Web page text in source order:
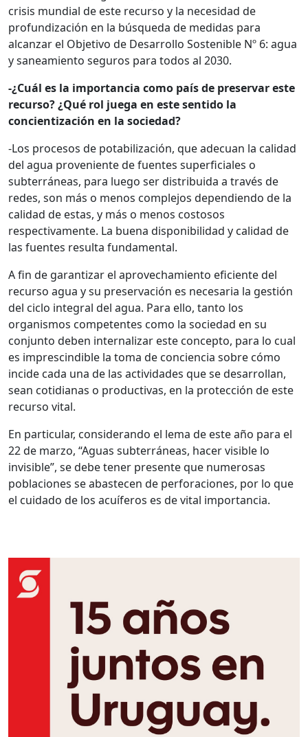
crisis mundial de este recurso y la necesidad de
profundización en la búsqueda de medidas para
alcanzar el Objetivo de Desarrollo Sostenible Nº 6: agua
y saneamiento seguros para todos al 2030.
-¿Cuál es la importancia como país de preservar este
recurso? ¿Qué rol juega en este sentido la
concientización en la sociedad?
-Los procesos de potabilización, que adecuan la calidad
del agua proveniente de fuentes superficiales o
subterráneas, para luego ser distribuida a través de
redes, son más o menos complejos dependiendo de la
calidad de estas, y más o menos costosos
respectivamente. La buena disponibilidad y calidad de
las fuentes resulta fundamental.
A fin de garantizar el aprovechamiento eficiente del
recurso agua y su preservación es necesaria la gestión
del ciclo integral del agua. Para ello, tanto los
organismos competentes como la sociedad en su
conjunto deben internalizar este concepto, para lo cual
es imprescindible la toma de conciencia sobre cómo
incide cada una de las actividades que se desarrollan,
sean cotidianas o productivas, en la protección de este
recurso vital.
En particular, considerando el lema de este año para el
22 de marzo, “Aguas subterráneas, hacer visible lo
invisible”, se debe tener presente que numerosas
poblaciones se abastecen de perforaciones, por lo que
el cuidado de los acuíferos es de vital importancia.